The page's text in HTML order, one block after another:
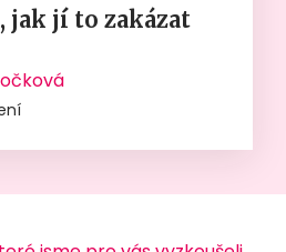
jak jí to zakázat